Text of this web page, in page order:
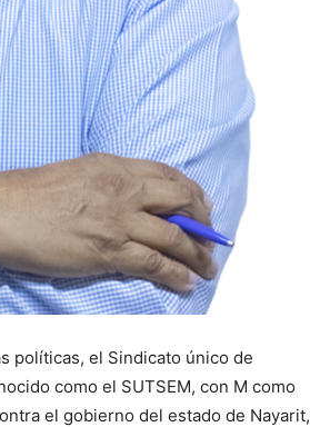
políticas, el Sindicato único de
como el SUTSEM, con M como
el gobierno del estado de Nayarit,